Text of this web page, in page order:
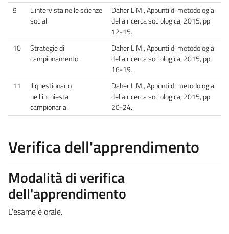
9
L’intervista nelle scienze
sociali
Daher L.M., Appunti di metodologia
della ricerca sociologica, 2015, pp.
12-15.
10
Strategie di
campionamento
Daher L.M., Appunti di metodologia
della ricerca sociologica, 2015, pp.
16-19.
11
Il questionario
nell’inchiesta
campionaria
Daher L.M., Appunti di metodologia
della ricerca sociologica, 2015, pp.
20-24.
Verifica dell'apprendimento
Modalità di verifica
dell'apprendimento
L'esame è orale.